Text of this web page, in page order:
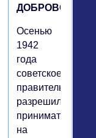
Осенью
1942
года
советское
правительство
разрешило
принимать
на